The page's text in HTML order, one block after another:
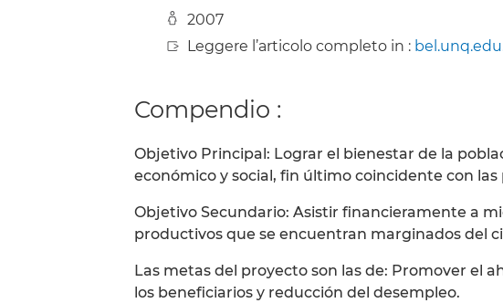
2007
Leggere l’articolo completo in :
Compendio :
Objetivo Principal: Lograr el bienestar de la
económico y social, fin último coincidente con
Objetivo Secundario: Asistir financieramente a
productivos que se encuentran marginados del
Las metas del proyecto son las de: Promover el
los beneficiarios y reducción del desempleo.